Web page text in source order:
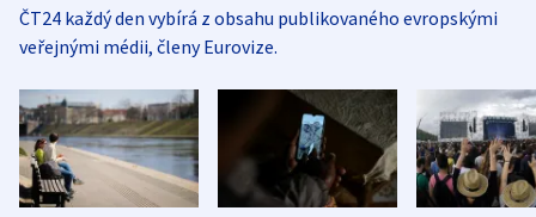
ČT24 každý den vybírá z obsahu publikovaného evropskými
veřejnými médii, členy Eurovize.